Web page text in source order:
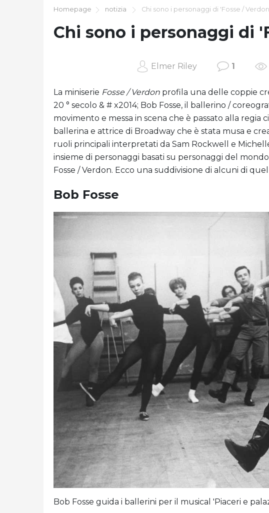
Homepage notizia Chi sono i personaggi di 'Fosse /
Chi sono i personaggi di
Elmer Riley 1
La miniserie Fosse / Verdon profila una delle coppie
20 ° secolo & # x2014; Bob Fosse, il ballerino /
movimento e messa in scena che è passato alla regia
ballerina e attrice di Broadway che è stata musa e
ruoli principali interpretati da Sam Rockwell e
insieme di personaggi basati su personaggi del
Fosse / Verdon. Ecco una suddivisione di alcuni di
Bob Fosse
Bob Fosse guida i ballerini per il musical 'Piaceri e